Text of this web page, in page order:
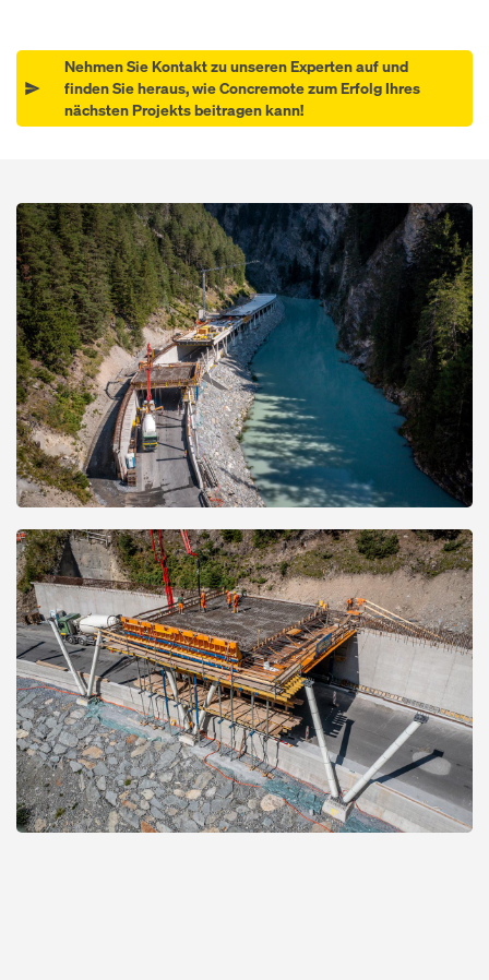
Nehmen Sie Kontakt zu unseren Experten auf und
finden Sie heraus, wie Concremote zum Erfolg Ihres
nächsten Projekts beitragen kann!
Open
Open